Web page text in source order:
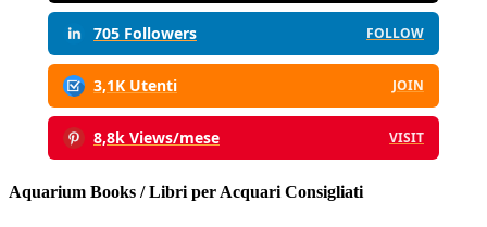
705 Followers FOLLOW
3,1K Utenti JOIN
8,8k Views/mese VISIT
Aquarium Books / Libri per Acquari Consigliati